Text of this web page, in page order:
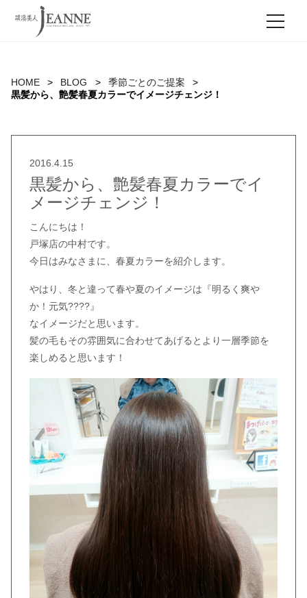
HOME BLOG
季節ごとのご提案
黒髪から、艶髪春夏カラーでイメージチェンジ！
2016.4.15
黒髪から、艶髪春夏カラーでイ
メージチェンジ！
こんにちは！
戸塚店の中村です。
今日はみなさまに、春夏カラーを紹介します。
やはり、冬と違って春や夏のイメージは『明るく爽や
か！元気????』
なイメージだと思います。
髪の毛もその雰囲気に合わせてあげるとより一層季節を
楽しめると思います！